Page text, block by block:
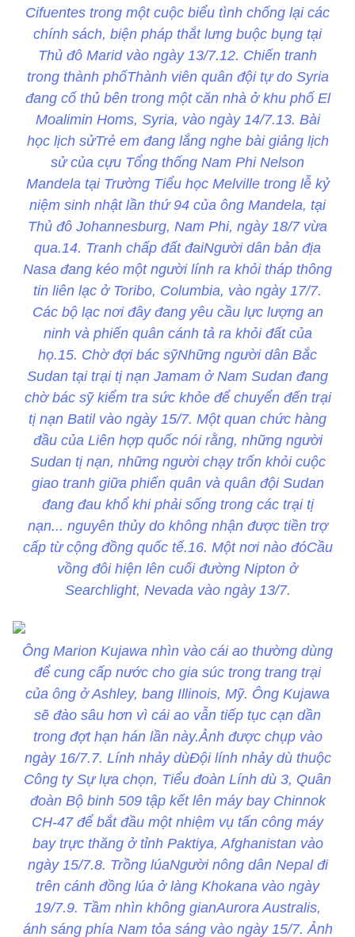
Cifuentes trong một cuộc biểu tình chống lại các
chính sách, biện pháp thắt lưng buộc bụng tại
Thủ đô Marid vào ngày 13/7.12. Chiến tranh
trong thành phốThành viên quân đội tự do Syria
đang cố thủ bên trong một căn nhà ở khu phố El
Moalimin Homs, Syria, vào ngày 14/7.13. Bài
học lịch sửTrẻ em đang lắng nghe bài giảng lịch
sử của cựu Tổng thống Nam Phi Nelson
Mandela tại Trường Tiểu học Melville trong lễ kỷ
niệm sinh nhật lần thứ 94 của ông Mandela, tại
Thủ đô Johannesburg, Nam Phi, ngày 18/7 vừa
qua.14. Tranh chấp đất đaiNgười dân bản địa
Nasa đang kéo một người lính ra khỏi tháp thông
tin liên lạc ở Toribo, Columbia, vào ngày 17/7.
Các bộ lạc nơi đây đang yêu cầu lực lượng an
ninh và phiến quân cánh tả ra khỏi đất của
họ.15. Chờ đợi bác sỹNhững người dân Bắc
Sudan tại trại tị nạn Jamam ở Nam Sudan đang
chờ bác sỹ kiểm tra sức khỏe để chuyển đến trại
tị nạn Batil vào ngày 15/7. Một quan chức hàng
đầu của Liên hợp quốc nói rằng, những người
Sudan tị nạn, những người chạy trốn khỏi cuộc
giao tranh giữa phiến quân và quân đội Sudan
đang đau khổ khi phải sống trong các trại tị
nạn... nguyên thủy do không nhận được tiền trợ
cấp từ cộng đồng quốc tế.16. Một nơi nào đóCầu
vồng đôi hiện lên cuối đường Nipton ở
Searchlight, Nevada vào ngày 13/7.
Ông Marion Kujawa nhìn vào cái ao thường dùng
để cung cấp nước cho gia súc trong trang trại
của ông ở Ashley, bang Illinois, Mỹ. Ông Kujawa
sẽ đào sâu hơn vì cái ao vẫn tiếp tục cạn dần
trong đợt hạn hán lần này.Ảnh được chụp vào
ngày 16/7.7. Lính nhảy dùĐội lính nhảy dù thuộc
Công ty Sự lựa chọn, Tiểu đoàn Lính dù 3, Quân
đoàn Bộ binh 509 tập kết lên máy bay Chinnok
CH-47 để bắt đầu một nhiệm vụ tấn công máy
bay trực thăng ở tỉnh Paktiya, Afghanistan vào
ngày 15/7.8. Trồng lúaNgười nông dân Nepal đi
trên cánh đồng lúa ở làng Khokana vào ngày
19/7.9. Tầm nhìn không gianAurora Australis,
ánh sáng phía Nam tỏa sáng vào ngày 15/7. Ảnh